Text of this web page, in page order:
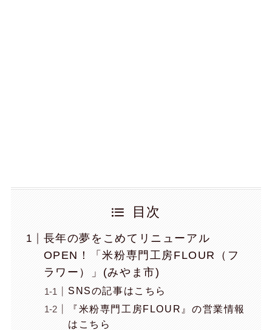
目次
長年の夢をこめてリニューアル
OPEN！「米粉専門工房FLOUR（フ
ラワー）」(みやま市)
SNSの記事はこちら
『米粉専門工房FLOUR』の営業情報
はこちら